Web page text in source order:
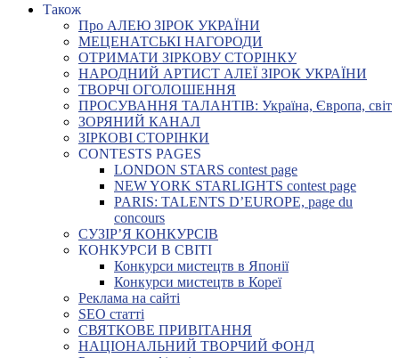
Також
Про АЛЕЮ ЗІРОК УКРАЇНИ
МЕЦЕНАТСЬКІ НАГОРОДИ
ОТРИМАТИ ЗІРКОВУ СТОРІНКУ
НАРОДНИЙ АРТИСТ АЛЕЇ ЗІРОК УКРАЇНИ
ТВОРЧІ ОГОЛОШЕННЯ
ПРОСУВАННЯ ТАЛАНТІВ: Україна, Європа, світ
ЗОРЯНИЙ КАНАЛ
ЗІРКОВІ СТОРІНКИ
CONTESTS PAGES
LONDON STARS contest page
NEW YORK STARLIGHTS contest page
PARIS: TALENTS D’EUROPE, page du
concours
СУЗІР’Я КОНКУРСІВ
КОНКУРСИ В СВІТІ
Конкурси мистецтв в Японії
Конкурси мистецтв в Кореї
Реклама на сайті
SEO статті
СВЯТКОВЕ ПРИВІТАННЯ
НАЦІОНАЛЬНИЙ ТВОРЧИЙ ФОНД